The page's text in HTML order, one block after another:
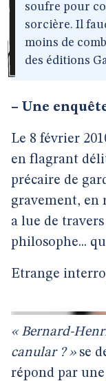
soufre pour
sorcière. Il
moins de
des éditions
– Une
Le 8 février
en flagrant
précaire de
gravement, en
a lue de
philosophe...
Etrange
« Bernard-
canular ? »se
répond par